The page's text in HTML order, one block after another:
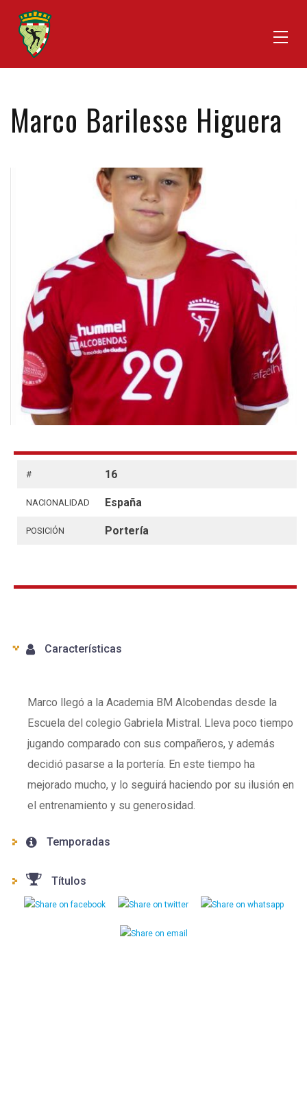
Marco Barilesse Higuera
# 16
NACIONALIDAD España
POSICIÓN Portería
Características
Marco llegó a la Academia BM Alcobendas desde la
Escuela del colegio Gabriela Mistral. Lleva poco tiempo
jugando comparado con sus compañeros, y además
decidió pasarse a la portería. En este tiempo ha
mejorado mucho, y lo seguirá haciendo por su ilusión en
el entrenamiento y su generosidad.
Temporadas
Títulos